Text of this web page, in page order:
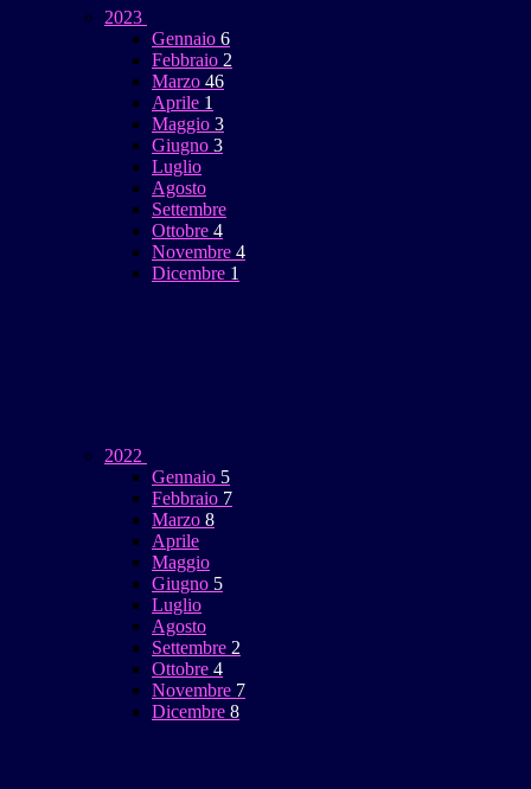
2023
Gennaio 6
Febbraio 2
Marzo 46
Aprile 1
Maggio 3
Giugno 3
Luglio
Agosto
Settembre
Ottobre 4
Novembre 4
Dicembre 1
2022
Gennaio 5
Febbraio 7
Marzo 8
Aprile
Maggio
Giugno 5
Luglio
Agosto
Settembre 2
Ottobre 4
Novembre 7
Dicembre 8